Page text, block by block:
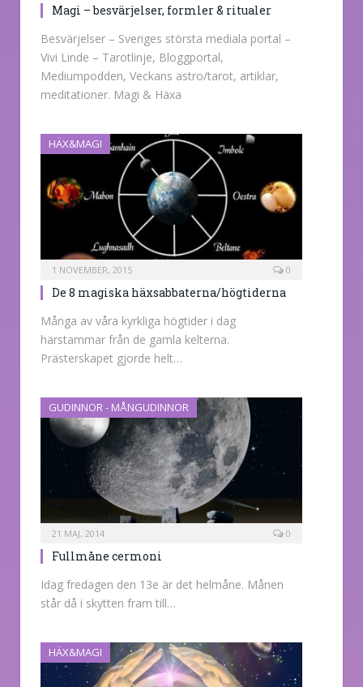
Magi – besvärjelser, formler & ritualer
Besvärjelser – Sveriges största mediala portal –
Vivi Linde – Tarotlinje, Bloggportal,
Mediumpodden, Veckans astro/tarot, artiklar,
meditationer. Magi & Häxa
HÄX&MAGI
1 NOVEMBER, 2015 0
De 8 magiska häxsabbaterna/högtiderna
Många av våra kyrkliga högtider i dag
härstammar från de gamla kelterna.
Prästerskapet gjorde helt…
GUDINNOR - MÅNGUDINNOR
21 MAJ, 2014 0
Fullmåne cermoni
Idag fredagen den 13e är det helmåne. Månen
står då i skytten fram till…
HÄX&MAGI